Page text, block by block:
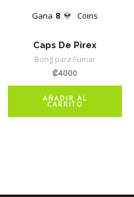
Gana 8 Coins
Caps De Pirex
Bong para Fumar
₡4000
AÑADIR AL
CARRITO